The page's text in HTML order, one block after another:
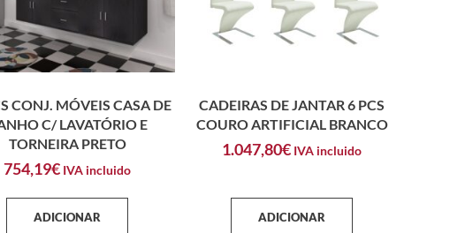
CONJ. MÓVEIS CASA DE
C/ LAVATÓRIO E
TORNEIRA PRETO
754,19€ IVA incluido
ADICIONAR
CADEIRAS DE JANTAR 6 PCS
COURO ARTIFICIAL BRANCO
1.047,80€ IVA incluido
ADICIONAR